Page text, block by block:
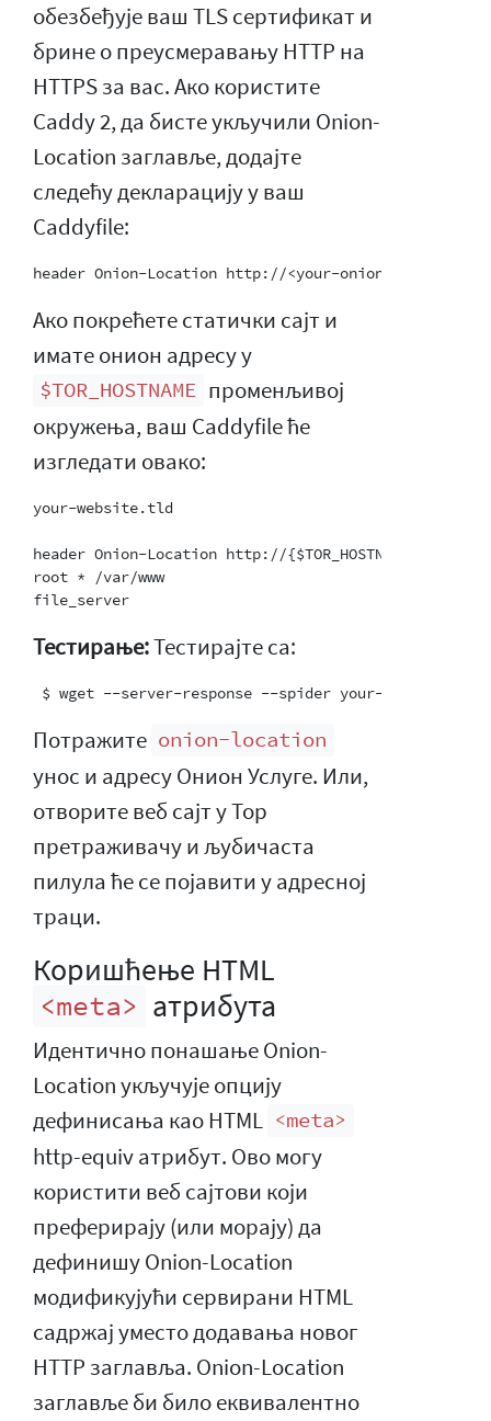
обезбеђује ваш TLS сертификат и
брине о преусмеравању HTTP на
HTTPS за вас. Ако користите
Caddy 2, да бисте укључили Onion-
Location заглавље, додајте
следећу декларацију у ваш
Caddyfile:
Ако покрећете статички сајт и
имате онион адресу у
$TOR_HOSTNAME променљивој
окружења, ваш Caddyfile ће
изгледати овако:
your-website.tld
header Onion-Location http://{$TOR_HOSTNAME}{path}
root * /var/www
Тестирање:Тестирајте са:
Потражите onion-location
унос и адресу Онион Услуге. Или,
отворите веб сајт у Тор
претраживачу и љубичаста
пилула ће се појавити у адресној
траци.
Коришћење HTML
<meta> атрибута
Идентично понашање Onion-
Location укључује опцију
дефинисања као HTML <meta>
http-equiv атрибут. Ово могу
користити веб сајтови који
преферирају (или морају) да
дефинишу Onion-Location
модификујући сервирани HTML
садржај уместо додавања новог
HTTP заглавља. Onion-Location
заглавље би било еквивалентно